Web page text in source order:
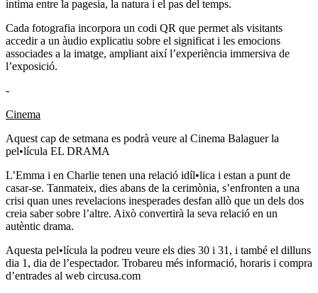
íntima entre la pagesia, la natura i el pas del temps.
Cada fotografia incorpora un codi QR que permet als visitants
accedir a un àudio explicatiu sobre el significat i les emocions
associades a la imatge, ampliant així l’experiència immersiva de
l’exposició.
-
Cinema
Aquest cap de setmana es podrà veure al Cinema Balaguer la
pel•lícula EL DRAMA
L’Emma i en Charlie tenen una relació idíl•lica i estan a punt de
casar-se. Tanmateix, dies abans de la cerimònia, s’enfronten a una
crisi quan unes revelacions inesperades desfan allò que un dels dos
creia saber sobre l’altre. Això convertirà la seva relació en un
autèntic drama.
Aquesta pel•lícula la podreu veure els dies 30 i 31, i també el dilluns
dia 1, dia de l’espectador. Trobareu més informació, horaris i compra
d’entrades al web circusa.com